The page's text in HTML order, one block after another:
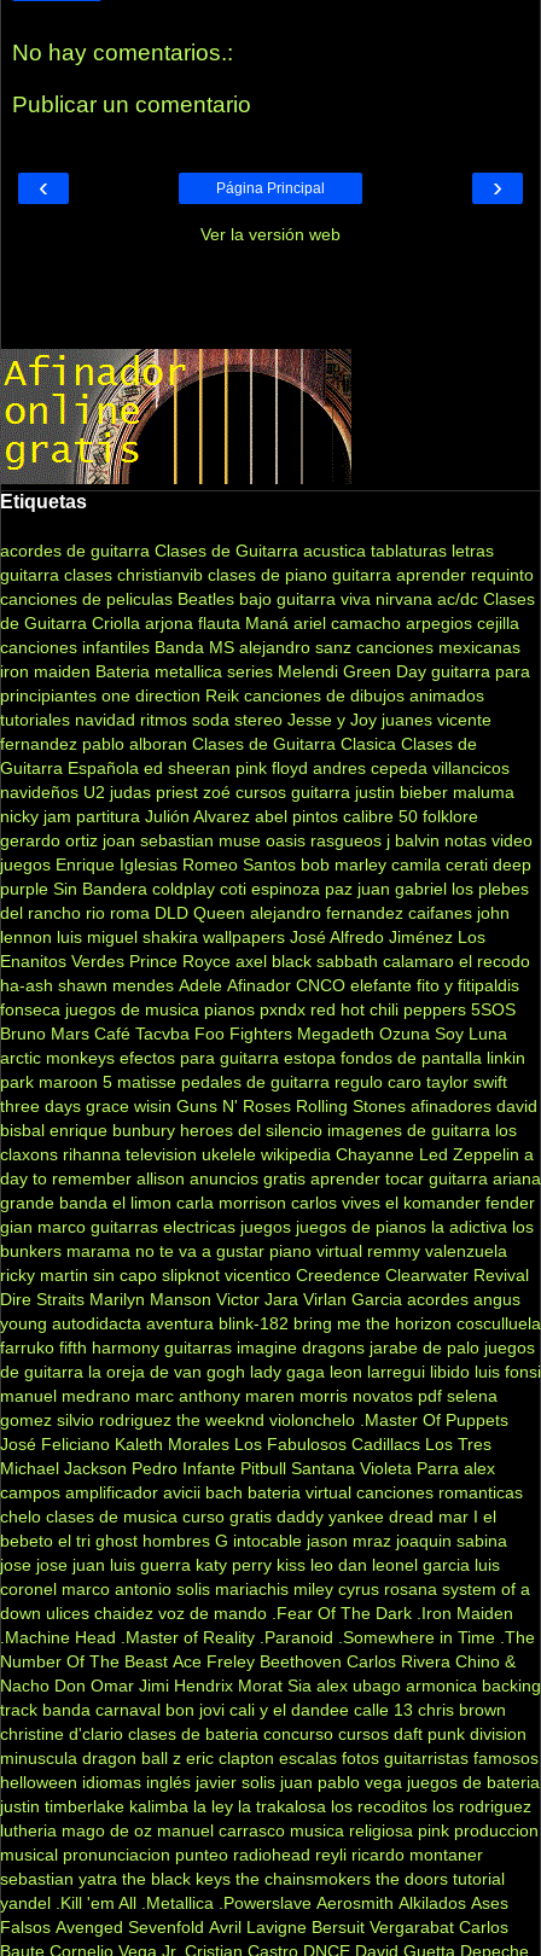
No hay comentarios.:
Publicar un comentario
‹ ›
Página Principal
Ver la versión web
Etiquetas
acordes de guitarra Clases de Guitarra acustica tablaturas letras
guitarra clases christianvib clases de piano guitarra aprender requinto
canciones de peliculas Beatles bajo guitarra viva nirvana ac/dc Clases
de Guitarra Criolla arjona flauta Maná ariel camacho arpegios cejilla
canciones infantiles Banda MS alejandro sanz canciones mexicanas
iron maiden Bateria metallica series Melendi Green Day guitarra para
principiantes one direction Reik canciones de dibujos animados
tutoriales navidad ritmos soda stereo Jesse y Joy juanes vicente
fernandez pablo alboran Clases de Guitarra Clasica Clases de
Guitarra Española ed sheeran pink floyd andres cepeda villancicos
navideños U2 judas priest zoé cursos guitarra justin bieber maluma
nicky jam partitura Julión Alvarez abel pintos calibre 50 folklore
gerardo ortiz joan sebastian muse oasis rasgueos j balvin notas video
juegos Enrique Iglesias Romeo Santos bob marley camila cerati deep
purple Sin Bandera coldplay coti espinoza paz juan gabriel los plebes
del rancho rio roma DLD Queen alejandro fernandez caifanes john
lennon luis miguel shakira wallpapers José Alfredo Jiménez Los
Enanitos Verdes Prince Royce axel black sabbath calamaro el recodo
ha-ash shawn mendes Adele Afinador CNCO elefante fito y fitipaldis
fonseca juegos de musica pianos pxndx red hot chili peppers 5SOS
Bruno Mars Café Tacvba Foo Fighters Megadeth Ozuna Soy Luna
arctic monkeys efectos para guitarra estopa fondos de pantalla linkin
park maroon 5 matisse pedales de guitarra regulo caro taylor swift
three days grace wisin Guns N' Roses Rolling Stones afinadores david
bisbal enrique bunbury heroes del silencio imagenes de guitarra los
claxons rihanna television ukelele wikipedia Chayanne Led Zeppelin a
day to remember allison anuncios gratis aprender tocar guitarra ariana
grande banda el limon carla morrison carlos vives el komander fender
gian marco guitarras electricas juegos juegos de pianos la adictiva los
bunkers marama no te va a gustar piano virtual remmy valenzuela
ricky martin sin capo slipknot vicentico Creedence Clearwater Revival
Dire Straits Marilyn Manson Victor Jara Virlan Garcia acordes angus
young autodidacta aventura blink-182 bring me the horizon cosculluela
farruko fifth harmony guitarras imagine dragons jarabe de palo juegos
de guitarra la oreja de van gogh lady gaga leon larregui libido luis fonsi
manuel medrano marc anthony maren morris novatos pdf selena
gomez silvio rodriguez the weeknd violonchelo .Master Of Puppets
José Feliciano Kaleth Morales Los Fabulosos Cadillacs Los Tres
Michael Jackson Pedro Infante Pitbull Santana Violeta Parra alex
campos amplificador avicii bach bateria virtual canciones romanticas
chelo clases de musica curso gratis daddy yankee dread mar I el
bebeto el tri ghost hombres G intocable jason mraz joaquin sabina
jose jose juan luis guerra katy perry kiss leo dan leonel garcia luis
coronel marco antonio solis mariachis miley cyrus rosana system of a
down ulices chaidez voz de mando .Fear Of The Dark .Iron Maiden
.Machine Head
.Master of Reality .Paranoid .Somewhere in Time .The
Number Of The Beast Ace Freley Beethoven Carlos Rivera Chino &
Nacho Don Omar Jimi Hendrix Morat Sia alex ubago armonica backing
track banda carnaval bon jovi cali y el dandee calle 13 chris brown
christine d'clario clases de bateria concurso cursos daft punk division
minuscula dragon ball z eric clapton escalas fotos guitarristas famosos
helloween idiomas inglés javier solis juan pablo vega juegos de bateria
justin timberlake kalimba la ley la trakalosa los recoditos los rodriguez
lutheria mago de oz manuel carrasco musica religiosa pink produccion
musical pronunciacion punteo radiohead reyli ricardo montaner
sebastian yatra the black keys the chainsmokers the doors tutorial
yandel .Kill 'em All .Metallica .Powerslave Aerosmith Alkilados Ases
Falsos Avenged Sevenfold Avril Lavigne Bersuit Vergarabat Carlos
Baute Cornelio Vega Jr. Cristian Castro DNCE David Guetta Depeche